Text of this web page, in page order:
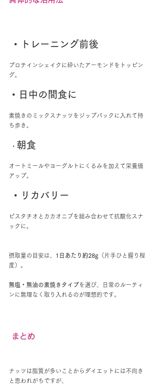
・トレーニング前後
プロテインシェイクに砕いたアーモンドをトッピン
グ。
・日中の間食に
素焼きのミックスナッツをジップパックに入れて持
ち歩き。
・ 朝食
オートミールやヨーグルトにくるみを加えて栄養価
アップ。
・リカバリー
ピスタチオとカカオニブを組み合わせて抗酸化スナ
ックに。
摂取量の目安は、 1日あたり約28g （片手ひと握り程
度）。
無塩・無油の素焼きタイプを選び、日常のルーティ
ンに無理なく取り入れるのが理想的です。
まとめ
ナッツは脂質が多いことからダイエットには不向き
と思われがちですが、